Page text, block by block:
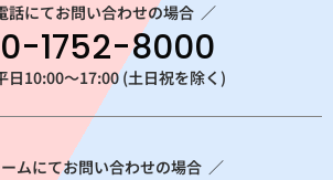
話にてお問い合わせの場合 ／
1752-8000
日10:00～17:00 (土日祝を除く)
ムにてお問い合わせの場合 ／